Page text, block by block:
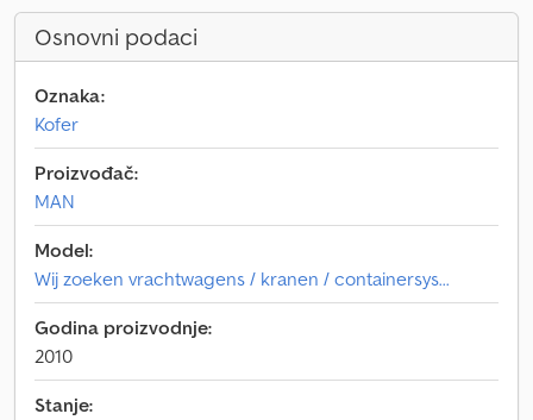
Osnovni podaci
Oznaka:
Kofer
Proizvođač:
MAN
Model:
Wij zoeken vrachtwagens / kranen / containersys...
Godina proizvodnje:
2010
Stanje: